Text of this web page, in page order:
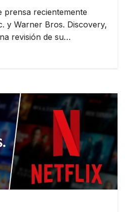
prensa recientemente
y Warner Bros. Discovery,
revisión de su…